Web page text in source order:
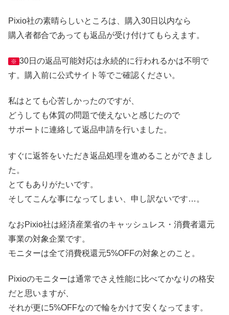
Pixio社の素晴らしいところは、購入30日以内なら
購入者都合であっても返品が受け付けてもらえます。
※ 30日の返品可能対応は永続的に行われるかは不明で
す。購入前に公式サイト等でご確認ください。
私はとても心苦しかったのですが、
どうしても体質の問題で使えないと感じたので
サポートに連絡して返品申請を行いました。
すぐに返答をいただき返品処理を進めることができまし
た。
とてもありがたいです。
そしてこんな事になってしまい、申し訳ないです…。
なおPixio社は経済産業省のキャッシュレス・消費者還元
事業の対象企業です。
モニターは全て消費税還元5%OFFの対象とのこと。
Pixioのモニターは通常でさえ性能に比べてかなりの格安
だと思いますが、
それが更に5%OFFなので輪をかけて安くなってます。